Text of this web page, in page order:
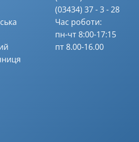
(03434) 37 - 3 - 28
Час роботи:
пн-чт 8:00-17:15
пт 8.00-16.00